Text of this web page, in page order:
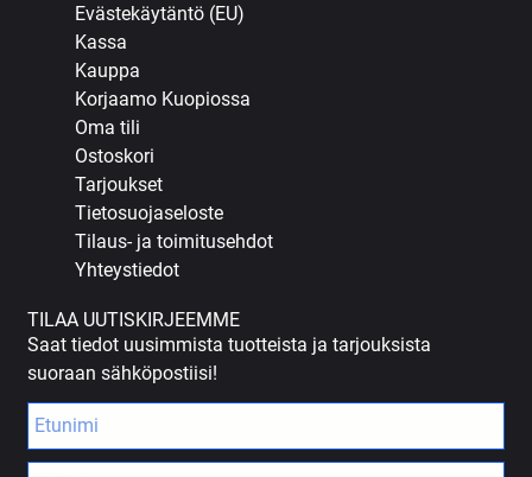
Evästekäytäntö (EU)
Kassa
Kauppa
Korjaamo Kuopiossa
Oma tili
Ostoskori
Tarjoukset
Tietosuojaseloste
Tilaus- ja toimitusehdot
Yhteystiedot
TILAA UUTISKIRJEEMME
Saat tiedot uusimmista tuotteista ja tarjouksista
suoraan sähköpostiisi!